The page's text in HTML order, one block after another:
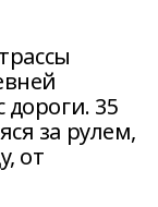
35
за рулем,
от